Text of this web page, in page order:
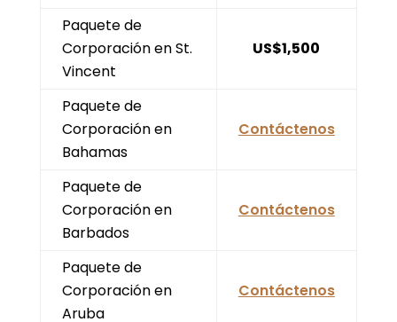
Paquete de
Corporación en St.
Vincent
US$1,500
Paquete de
Corporación en
Bahamas
Contáctenos
Paquete de
Corporación en
Barbados
Contáctenos
Paquete de
Corporación en
Aruba
Contáctenos